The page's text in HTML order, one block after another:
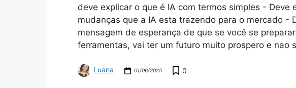
deve explicar o que é IA com termos simples - Deve
mudanças que a IA esta trazendo para o mercado -
mensagem de esperança de que se você se
ferramentas, vai ter um futuro muito prospero e nao
Luana 01/06/2025 0